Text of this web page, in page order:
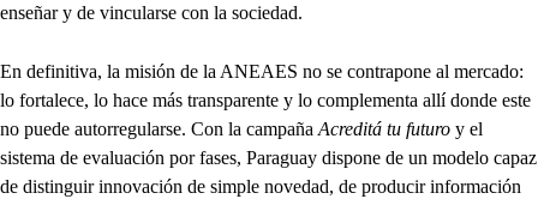
enseñar y de vincularse con la sociedad.
En definitiva, la misión de la ANEAES no se contrapone al mercado:
lo fortalece, lo hace más transparente y lo complementa allí donde este
no puede autorregularse. Con la campaña Acreditá tu futuro y el
sistema de evaluación por fases, Paraguay dispone de un modelo capaz
de distinguir innovación de simple novedad, de producir información